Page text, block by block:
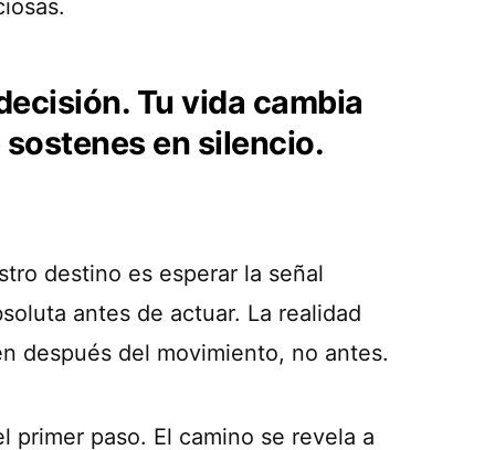
Tu vida cambia
en silencio.
destino es esperar la señal
antes de actuar. La realidad
después del movimiento, no antes.
paso. El camino se revela a